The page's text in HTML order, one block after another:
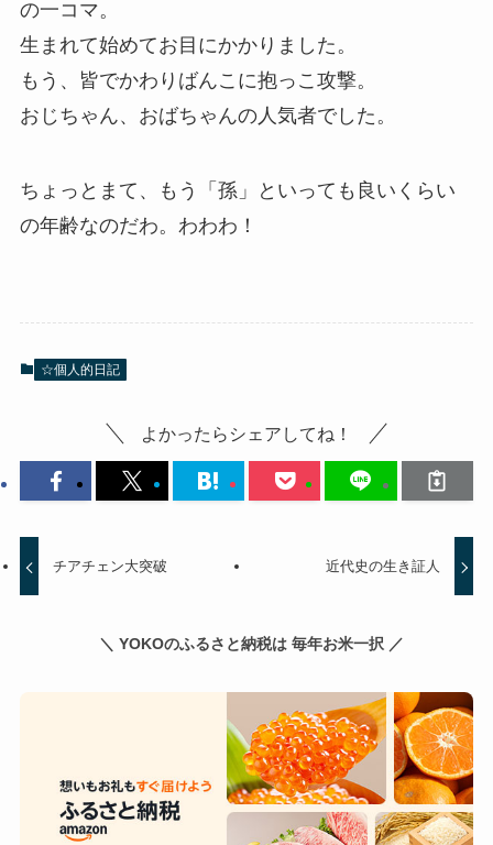
の一コマ。
生まれて始めてお目にかかりました。
もう、皆でかわりばんこに抱っこ攻撃。
おじちゃん、おばちゃんの人気者でした。
ちょっとまて、もう「孫」といっても良いくらい
の年齢なのだわ。わわわ！
☆個人的日記
よかったらシェアしてね！
チアチェン大突破 近代史の生き証人
＼ YOKOのふるさと納税は 毎年お米一択 ／